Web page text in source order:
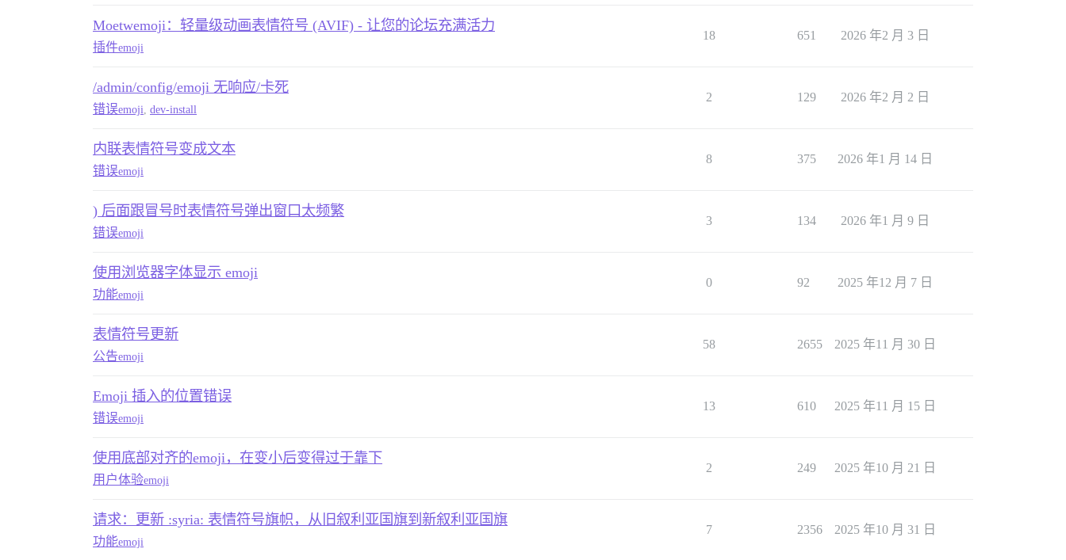
Moetwemoji：轻量级动画表情符号 (AVIF) - 让您的论坛充满活力
插件emoji
18 651 2026 年2 月 3 日
/admin/config/emoji 无响应/卡死
错误emoji dev-install
2 129 2026 年2 月 2 日
内联表情符号变成文本
错误emoji
8 375 2026 年1 月 14 日
) 后面跟冒号时表情符号弹出窗口太频繁
错误emoji
3 134 2026 年1 月 9 日
使用浏览器字体显示 emoji
功能emoji
0 92 2025 年12 月 7 日
表情符号更新
公告emoji
58 2655 2025 年11 月 30 日
Emoji 插入的位置错误
错误emoji
13 610 2025 年11 月 15 日
使用底部对齐的emoji，在变小后变得过于靠下
用户体验emoji
2 249 2025 年10 月 21 日
请求：更新 :syria: 表情符号旗帜，从旧叙利亚国旗到新叙利亚国旗
功能emoji
7 2356 2025 年10 月 31 日